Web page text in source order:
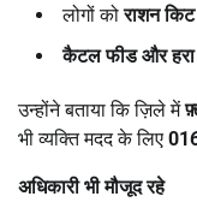
लोगों कोराशन किट
कैटल फीड और हरा
उन्होंने बताया कि ज़िले में
भी व्यक्ति मदद के लिए
अधिकारी भी मौजूद रहे